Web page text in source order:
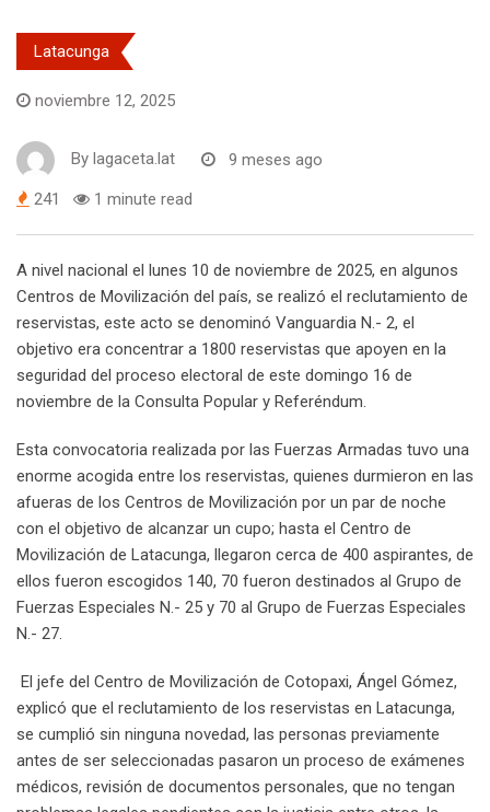
Latacunga
noviembre 12, 2025
By lagaceta.lat 9 meses ago
241 1 minute read
A nivel nacional el lunes 10 de noviembre de 2025, en algunos
Centros de Movilización del país, se realizó el reclutamiento de
reservistas, este acto se denominó Vanguardia N.- 2, el
objetivo era concentrar a 1800 reservistas que apoyen en la
seguridad del proceso electoral de este domingo 16 de
noviembre de la Consulta Popular y Referéndum.
Esta convocatoria realizada por las Fuerzas Armadas tuvo una
enorme acogida entre los reservistas, quienes durmieron en las
afueras de los Centros de Movilización por un par de noche
con el objetivo de alcanzar un cupo; hasta el Centro de
Movilización de Latacunga, llegaron cerca de 400 aspirantes, de
ellos fueron escogidos 140, 70 fueron destinados al Grupo de
Fuerzas Especiales N.- 25 y 70 al Grupo de Fuerzas Especiales
N.- 27.
El jefe del Centro de Movilización de Cotopaxi, Ángel Gómez,
explicó que el reclutamiento de los reservistas en Latacunga,
se cumplió sin ninguna novedad, las personas previamente
antes de ser seleccionadas pasaron un proceso de exámenes
médicos, revisión de documentos personales, que no tengan